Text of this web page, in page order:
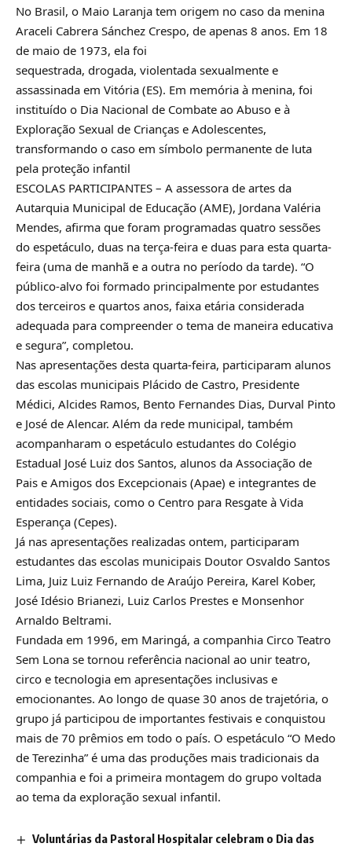
No Brasil, o Maio Laranja tem origem no caso da menina
Araceli Cabrera Sánchez Crespo, de apenas 8 anos. Em 18
de maio de 1973, ela foi
sequestrada, drogada, violentada sexualmente e
assassinada em Vitória (ES). Em memória à menina, foi
instituído o Dia Nacional de Combate ao Abuso e à
Exploração Sexual de Crianças e Adolescentes,
transformando o caso em símbolo permanente de luta
pela proteção infantil
ESCOLAS PARTICIPANTES – A assessora de artes da
Autarquia Municipal de Educação (AME), Jordana Valéria
Mendes, afirma que foram programadas quatro sessões
do espetáculo, duas na terça-feira e duas para esta quarta-
feira (uma de manhã e a outra no período da tarde). “O
público-alvo foi formado principalmente por estudantes
dos terceiros e quartos anos, faixa etária considerada
adequada para compreender o tema de maneira educativa
e segura”, completou.
Nas apresentações desta quarta-feira, participaram alunos
das escolas municipais Plácido de Castro, Presidente
Médici, Alcides Ramos, Bento Fernandes Dias, Durval Pinto
e José de Alencar. Além da rede municipal, também
acompanharam o espetáculo estudantes do Colégio
Estadual José Luiz dos Santos, alunos da Associação de
Pais e Amigos dos Excepcionais (Apae) e integrantes de
entidades sociais, como o Centro para Resgate à Vida
Esperança (Cepes).
Já nas apresentações realizadas ontem, participaram
estudantes das escolas municipais Doutor Osvaldo Santos
Lima, Juiz Luiz Fernando de Araújo Pereira, Karel Kober,
José Idésio Brianezi, Luiz Carlos Prestes e Monsenhor
Arnaldo Beltrami.
Fundada em 1996, em Maringá, a companhia Circo Teatro
Sem Lona se tornou referência nacional ao unir teatro,
circo e tecnologia em apresentações inclusivas e
emocionantes. Ao longo de quase 30 anos de trajetória, o
grupo já participou de importantes festivais e conquistou
mais de 70 prêmios em todo o país. O espetáculo “O Medo
de Terezinha” é uma das produções mais tradicionais da
companhia e foi a primeira montagem do grupo voltada
ao tema da exploração sexual infantil.
Voluntárias da Pastoral Hospitalar celebram o Dia das